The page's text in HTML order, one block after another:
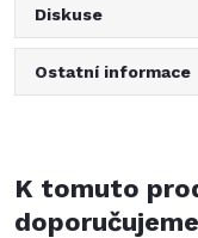
Diskuse
Ostatní informace
K tomuto